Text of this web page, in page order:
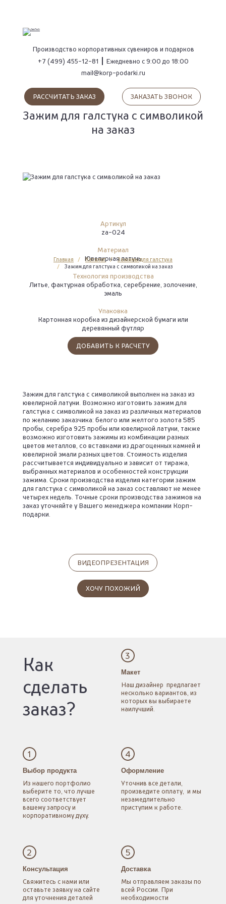
ПОИСК
Производство корпоративных сувениров и подарков
+7 (499) 455-12-81
Ежедневно с 9:00 до 18:00
mail@korp-podarki.ru
ЗАКАЗАТЬ ЗВОНОК
РАССЧИТАТЬ ЗАКАЗ
Главная Каталог
Зажимы для галстука
Зажим для галстука с символикой на заказ
Зажим для галстука с символикой
на заказ
Артикул
za-024
Материал
Ювелирная латунь
Технология производства
Литье, фактурная обработка, серебрение, золочение,
эмаль
Упаковка
Картонная коробка из дизайнерской бумаги или
деревянный футляр
ДОБАВИТЬ К РАСЧЕТУ
Зажим для галстука с символикой выполнен на заказ из
ювелирной латуни. Возможно изготовить зажим для
галстука с символикой на заказ из различных материалов
по желанию заказчика: белого или желтого золота 585
пробы, серебра 925 пробы или ювелирной латуни, также
возможно изготовить зажимы из комбинации разных
цветов металлов, со вставками из драгоценных камней и
ювелирной эмали разных цветов. Стоимость изделия
рассчитывается индивидуально и зависит от тиража,
выбранных материалов и особенностей конструкции
зажима. Сроки производства изделия категории зажим
для галстука с символикой на заказ составляют не менее
четырех недель. Точные сроки производства зажимов на
заказ уточняйте у Вашего менеджера компании Корп-
подарки.
ВИДЕОПРЕЗЕНТАЦИЯ
ХОЧУ ПОХОЖИЙ
Как
сделать
заказ?
1
Выбор продукта
Из нашего портфолио
выберите то, что лучше
всего соответствует
вашему запросуи
корпоративному духу.
2
Консультация
Свяжитесь с нами или
оставьте заявкуна сайте
для уточнения деталей
3
Макет
Наш дизайнер предлагает
несколько вариантов, из
которыхвы выбираете
наилучший.
4
Оформление
Уточнив все детали,
произведите оплату, и мы
незамедлительно
приступим к работе.
5
Доставка
Мы отправляем заказы по
всей России. При
необходимости